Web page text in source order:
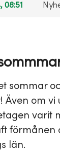
08:51
sommar
Även om
varit
förmånen
län.